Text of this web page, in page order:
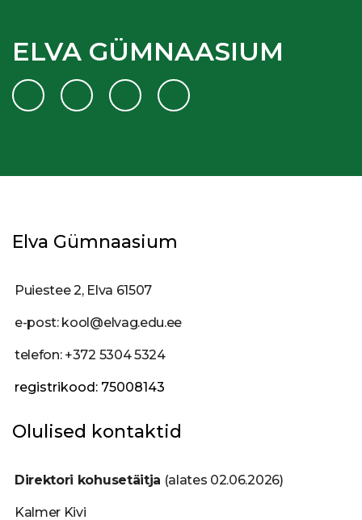
ELVA GÜMNAASIUM
Elva Gümnaasium
Puiestee 2, Elva 61507
e-post: kool@elvag.edu.ee
telefon: +372 5304 5324
registrikood: 75008143
Olulised kontaktid
Direktori kohusetäitja (alates 02.06.2026)
Kalmer Kivi